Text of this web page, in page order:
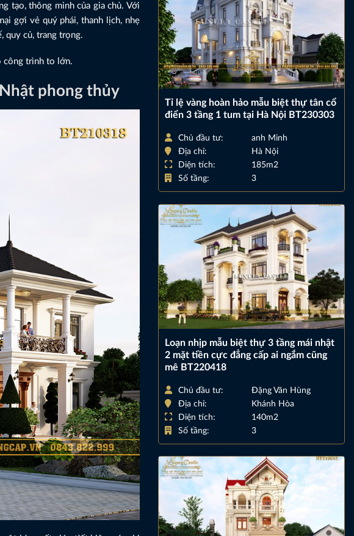
tạo, thông minh của gia chủ. Với
gợi vẻ quý phái, thanh lịch, nhẹ
quy củ, trang trọng.
công trình to lớn.
phong thủy
Tỉ lệ vàng hoàn hảo mẫu biệt thự tân cổ
điển 3 tầng 1 tum tại Hà Nội BT230303
Chủ đầu tư:
anh Minh
Địa chỉ:
Hà Nội
Diện tích:
185m2
Số tầng:
3
Loạn nhịp mẫu biệt thự 3 tầng mái nhật
2 mặt tiền cực đẳng cấp ai ngắm cũng
mê BT220418
Chủ đầu tư:
Đặng Văn Hùng
Địa chỉ:
Khánh Hòa
Diện tích:
140m2
Số tầng:
3